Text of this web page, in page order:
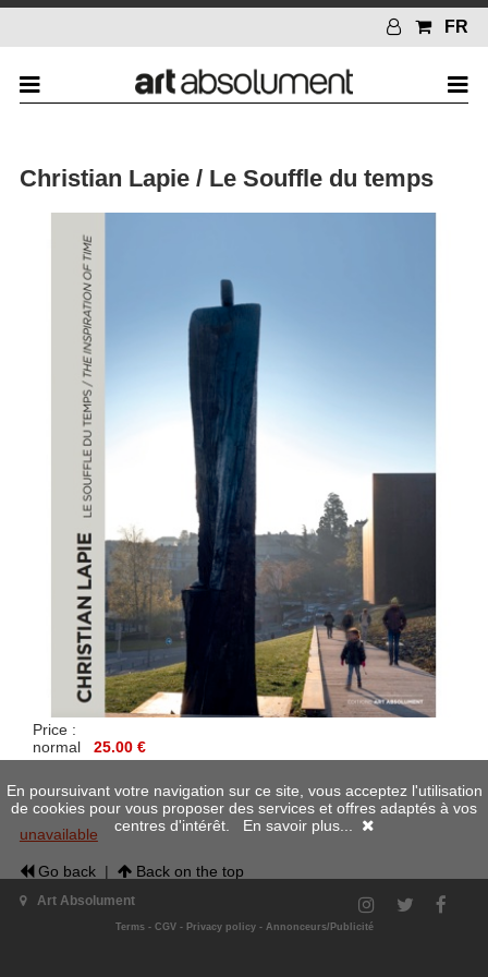
FR
Christian Lapie / Le Souffle du temps
Price :
normal
25.00 €
unavailable
Go back| Back on the top
Art Absolument
Terms- CGV- Privacy policy- Annonceurs/Publicité
En poursuivant votre navigation sur ce site, vous acceptez l'utilisation
de cookies pour vous proposer des services et offres adaptés à vos
centres d'intérêt. En savoir plus...